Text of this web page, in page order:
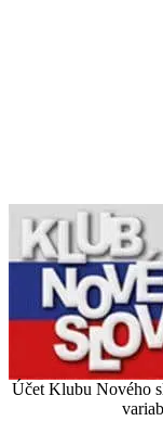
Účet Klubu Nového